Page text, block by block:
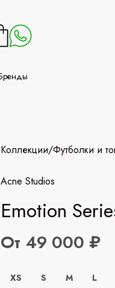
Коллекции/Футболки и
Acne Studios
Emotion
От 49 000 ₽
XS S M L